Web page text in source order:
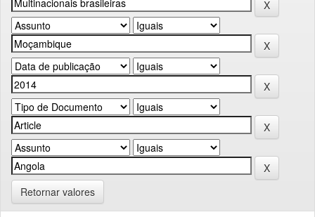
Retornar valores